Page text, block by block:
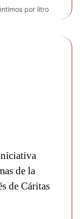
por litro
de la
de Cáritas